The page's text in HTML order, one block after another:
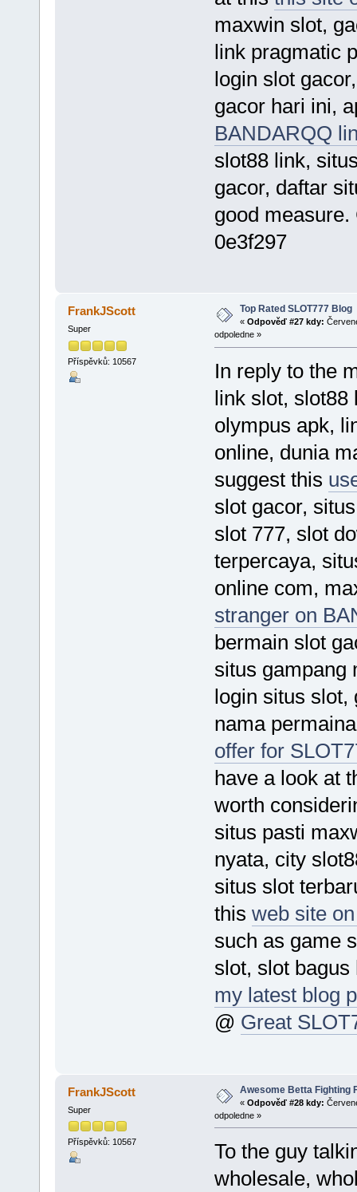
maxwin slot,
link pragmatic
login slot
gacor hari ini,
BANDARQQ
slot88 link,
gacor, daftar
good
0e3f297
FrankJScott
Super
Příspěvků: 10567
Top Rated SLOT777 Blog
« Odpověď #27 kdy:
odpoledne »
In reply to the
link slot, slot88
olympus apk,
online, dunia
suggest this
slot gacor,
slot 777, slot
terpercaya,
online com,
stranger on
bermain slot
situs gampang
login situs slot,
nama
offer for
have a look at
worth
situs pasti
nyata, city
situs slot
this web site
such as game
slot, slot
my latest blog
@ Great
FrankJScott
Super
Příspěvků: 10567
Awesome Betta Fighting
« Odpověď #28 kdy:
odpoledne »
To the guy
wholesale,